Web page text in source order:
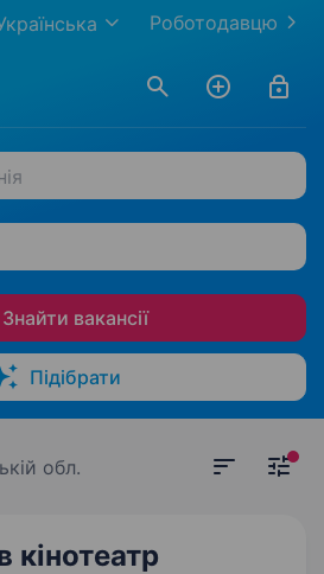
Роботодавцю
Знайти вакансії
Підібрати
обл.
кінотеатр